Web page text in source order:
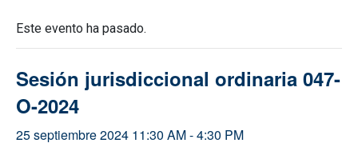
Este evento ha pasado.
Sesión jurisdiccional ordinaria 047-
O-2024
25 septiembre 2024 11:30 AM-4:30 PM